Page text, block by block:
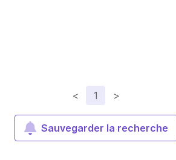
< 1 >
Sauvegarder la recherche